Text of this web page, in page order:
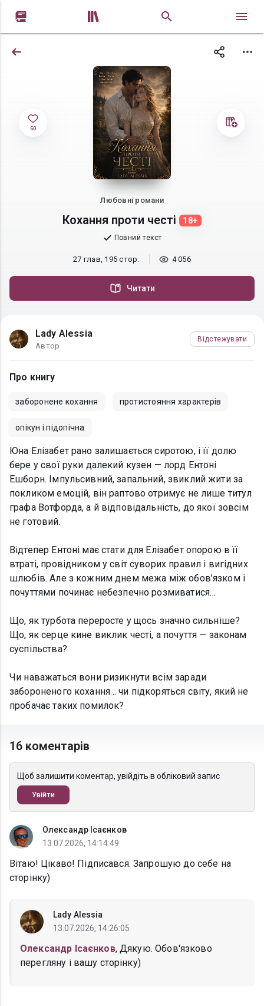
 
50
Любовні романи
Кохання проти честі 18+
Повний текст
27 глав, 195 стор. 4 056
Читати
Lady Alessia
Автор
Відстежувати
Про книгу
заборонене кохання протистояння характерів
опікун і підопічна
Юна Елізабет рано залишається сиротою, і її долю
бере у свої руки далекий кузен — лорд Ентоні
Ешборн. Імпульсивний, запальний, звиклий жити за
покликом емоцій, він раптово отримує не лише титул
графа Вотфорда, а й відповідальність, до якої зовсім
не готовий.
Відтепер Ентоні має стати для Елізабет опорою в її
втраті, провідником у світ суворих правил і вигідних
шлюбів. Але з кожним днем межа між обов’язком і
почуттями починає небезпечно розмиватися…
Що, як турбота переросте у щось значно сильніше?
Що, як серце кине виклик честі, а почуття — законам
суспільства?
Чи наважаться вони ризикнути всім заради
забороненого кохання… чи підкоряться світу, який не
пробачає таких помилок?
16 коментарів
Щоб залишити коментар, увійдіть в обліковий запис
Увійти
Олександр Ісаєнков
13.07.2026, 14:14:49
Вітаю! Цікаво! Підписався. Запрошую до себе на
сторінку)
Lady Alessia
13.07.2026, 14:26:05
Олександр Ісаєнков, Дякую. Обов'язково
перегляну і вашу сторінку)